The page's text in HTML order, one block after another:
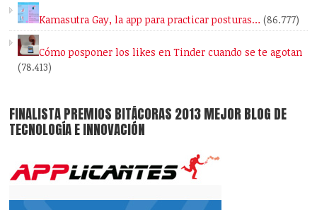
Kamasutra Gay, la app para practicar posturas… (86.777)
Cómo posponer los likes en Tinder cuando se te agotan
(78.413)
FINALISTA PREMIOS BITÁCORAS 2013 MEJOR BLOG DE
TECNOLOGÍA E INNOVACIÓN